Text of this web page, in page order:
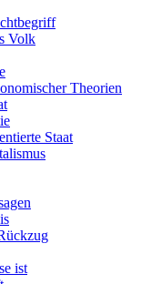
Volk
Theorien
Staat
ist